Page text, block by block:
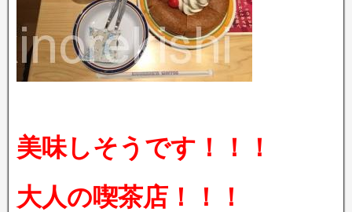
美味しそうです！！！
大人の喫茶店！！！